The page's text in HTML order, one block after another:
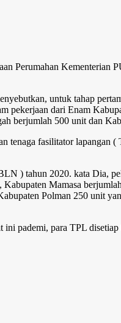
Perumahan
untuk tahap
pekerjaan dari Enam
berjumlah 500 unit dan
tenaga fasilitator lapangan
) tahun 2020. kata Dia,
Mamasa
Polman 250 unit
pademi, para TPL